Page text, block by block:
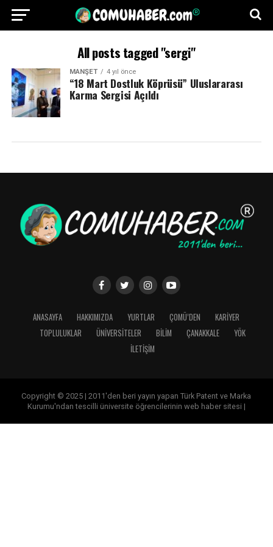
All posts tagged "sergi"
MANŞET 4 yıl önce
“18 Mart Dostluk Köprüsü” Uluslararası
Karma Sergisi Açıldı
ANASAYFA HAKKIMIZDA YURTLAR ÇOMÜ’DEN
KARİYER
TOPLULUKLAR
ÜNİVERSİTELER BİLİM ÇANAKKALE
YÖK
İLETİŞİM
Copyright © 2025 | 2011'den beri yayın yapan Türk Patent ve Marka
Kurumu'ndan tescilli üniversite öğrencilerinin web haber sitesi |